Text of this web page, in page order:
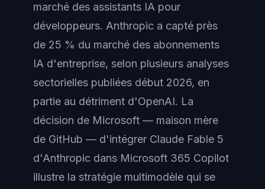
marché des assistants IA pour
développeurs. Anthropic a capté près
de 25 % du marché des abonnements
IA d'entreprise, selon plusieurs analyses
sectorielles publiées début 2026, en
partie au détriment d'OpenAI. La
décision de Microsoft — maison mère
de GitHub — d'intégrer Claude Fable 5
d'Anthropic dans Microsoft 365 Copilot
illustre la stratégie multimodèle qui se